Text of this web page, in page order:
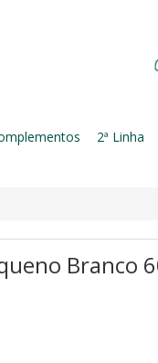
2ª Linha
Branco